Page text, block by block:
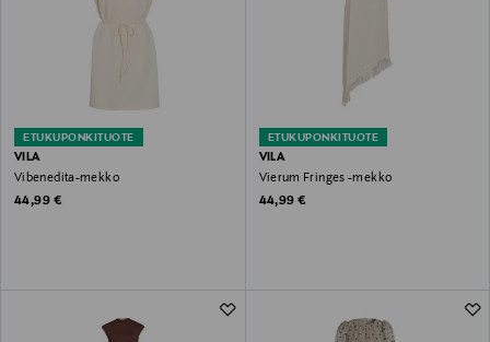
ETUKUPONKITUOTE
VILA
Vibenedita-mekko
Original Price
44,99 €
ETUKUPONKITUOTE
VILA
Vierum Fringes -mekko
Original Price
44,99 €